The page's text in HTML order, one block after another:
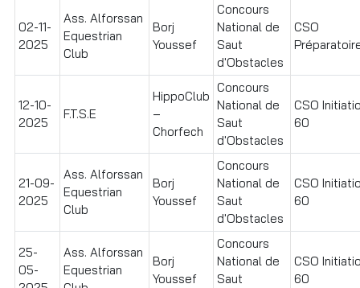
02-11-
2025
Ass. Alforssan
Equestrian
Club
Borj
Youssef
Concours
National de
Saut
d'Obstacles
CSO
12-10-
2025
F.T.S.E
HippoClub
–
Chorfech
Concours
National de
Saut
d'Obstacles
CSO
60
21-09-
2025
Ass. Alforssan
Equestrian
Club
Borj
Youssef
Concours
National de
Saut
d'Obstacles
CSO
60
25-
05-
Ass. Alforssan
Equestrian
Borj
Youssef
Concours
National de
Saut
CSO
60